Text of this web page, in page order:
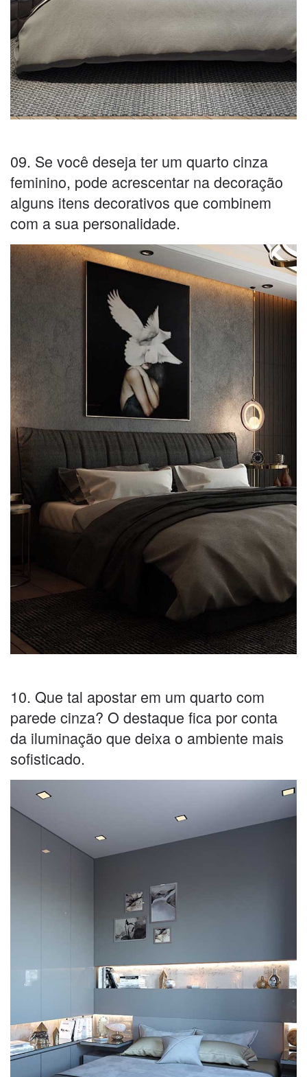
09. Se você deseja ter um quarto cinza
feminino, pode acrescentar na decoração
alguns itens decorativos que combinem
com a sua personalidade.
10. Que tal apostar em um quarto com
parede cinza? O destaque fica por conta
da iluminação que deixa o ambiente mais
sofisticado.